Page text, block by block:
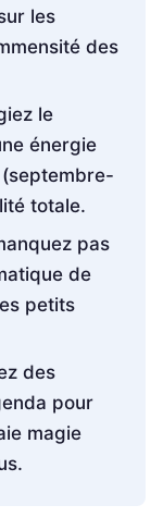
les
des
le
énergie
(septembre-
totale.
pas
de
petits
des
pour
magie